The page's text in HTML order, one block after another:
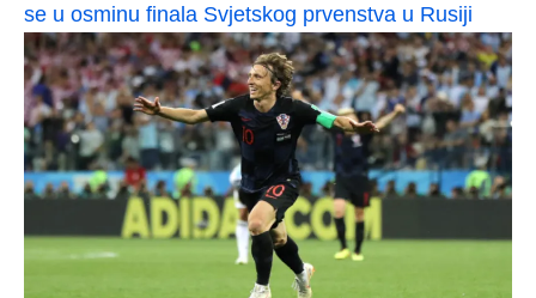
se u osminu finala Svjetskog prvenstva u Rusiji